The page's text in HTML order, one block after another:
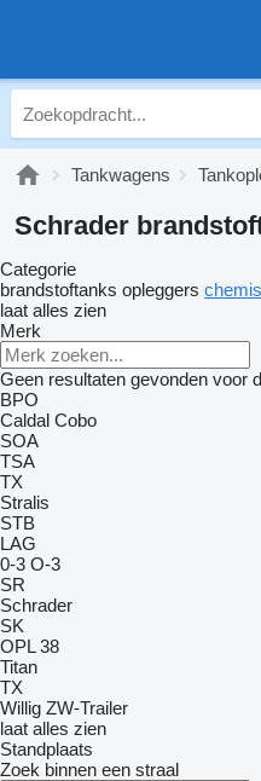
Tankwagens
Schrader
Categorie
brandstoftanks opleggers
laat alles zien
Merk
Geen resultaten gevonden voor
BPO
Caldal Cobo
SOA
TSA
TX
Stralis
STB
LAG
0-3 O-3
SR
Schrader
SK
OPL 38
Titan
TX
Willig ZW-Trailer
laat alles zien
Standplaats
Zoek binnen een straal